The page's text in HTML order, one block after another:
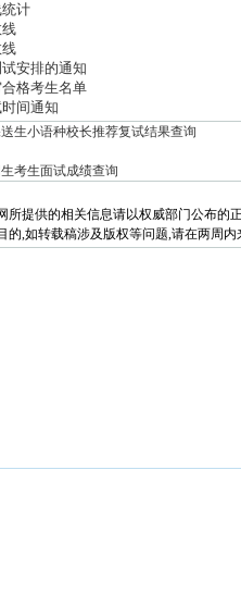
计
安排的通知
格考生名单
间通知
生小语种校长推荐复试结果查询
考生面试成绩查询
提供的相关信息请以权威部门公布的
,如转载稿涉及版权等问题,请在两周内